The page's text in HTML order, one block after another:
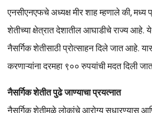
एनसीएनएफचे अध्यक्ष मीर शाह म्हणाले की, मध्य
शेतीच्या क्षेत्रात देशातील आघाडीचे राज्य आहे.
नैसर्गिक शेतीसाठी प्रोत्साहन दिले जात आहे.
करणाऱ्यांना दरमहा ९०० रुपयांची मदत दिली
नैसर्गिक शेतीत पुढे जाण्याचा प्रयत्नात
नैसर्गिक शेतीमुळे लोकांचे आरोग्य सुधारण्यास